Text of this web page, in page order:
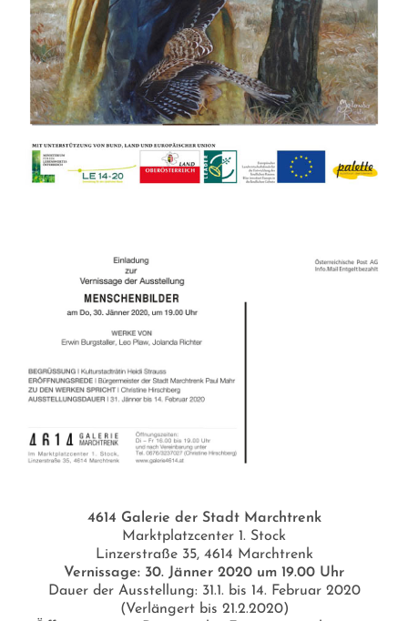
4614 Galerie der Stadt Marchtrenk
Marktplatzcenter 1. Stock
Linzerstraße 35, 4614 Marchtrenk
Vernissage: 30. Jänner 2020 um 19.00 Uhr
Dauer der Ausstellung: 31.1. bis 14. Februar 2020
(Verlängert bis 21.2.2020)